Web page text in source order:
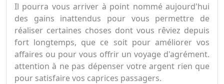
Il pourra vous arriver à point nommé aujourd'hui
des gains inattendus pour vous permettre de
réaliser certaines choses dont vous rêviez depuis
fort longtemps, que ce soit pour améliorer vos
affaires ou pour vous offrir un voyage d'agrément.
attention à ne pas dépenser votre argent rien que
pour satisfaire vos caprices passagers.